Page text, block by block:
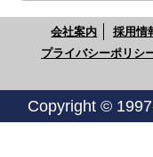
会社案内 採用情
プライバシーポリシ
Copyright ©